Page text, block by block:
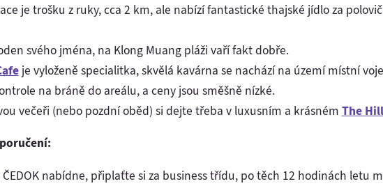
je trošku z ruky, cca 2 km, ale nabízí fantastické thajské jídlo za
svého jména, na Klong Muang pláži vaří fakt dobře.
je vyloženě specialitka, skvělá kavárna se nachází na území místní
na bráně do areálu, a ceny jsou směšně nízké.
večeři (nebo pozdní oběd) si dejte třeba v luxusním a krásném The
nabídne, připlaťte si za business třídu, po těch 12 hodinách letu